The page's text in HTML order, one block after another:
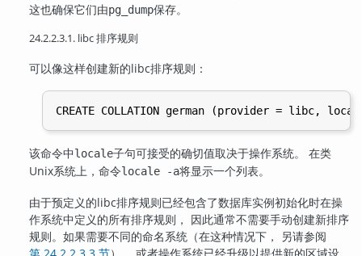
这也确保它们由pg_dump保存。
24.2.2.3.1. libc 排序规则
可以像这样创建新的libc排序规则：
该命令中locale子句可接受的确切值取决于操作系统。 在类
Unix系统上，命令locale -a将显示一个列表。
由于预定义的libc排序规则已经包含了数据库实例初始化时在操
作系统中定义的所有排序规则， 因此通常不需要手动创建新排序
规则。如果需要不同的命名系统（在这种情况下， 另请参阅
第 24.2.2.3.3 节）， 或者操作系统已经升级以提供新的区域设